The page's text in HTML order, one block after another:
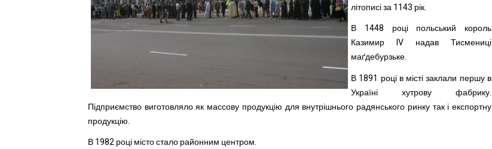
літописі за 1143 рік.
В 1448 році польський король
Казимир IV надав Тисмениці
маґдебурзьке.
В 1891 році в місті заклали першу в
Україні хутрову фабрику.
Підприємство виготовляло як массову продукцію для внутрішнього радянського ринку так і експортну
продукцію.
В 1982 році місто стало районним центром.